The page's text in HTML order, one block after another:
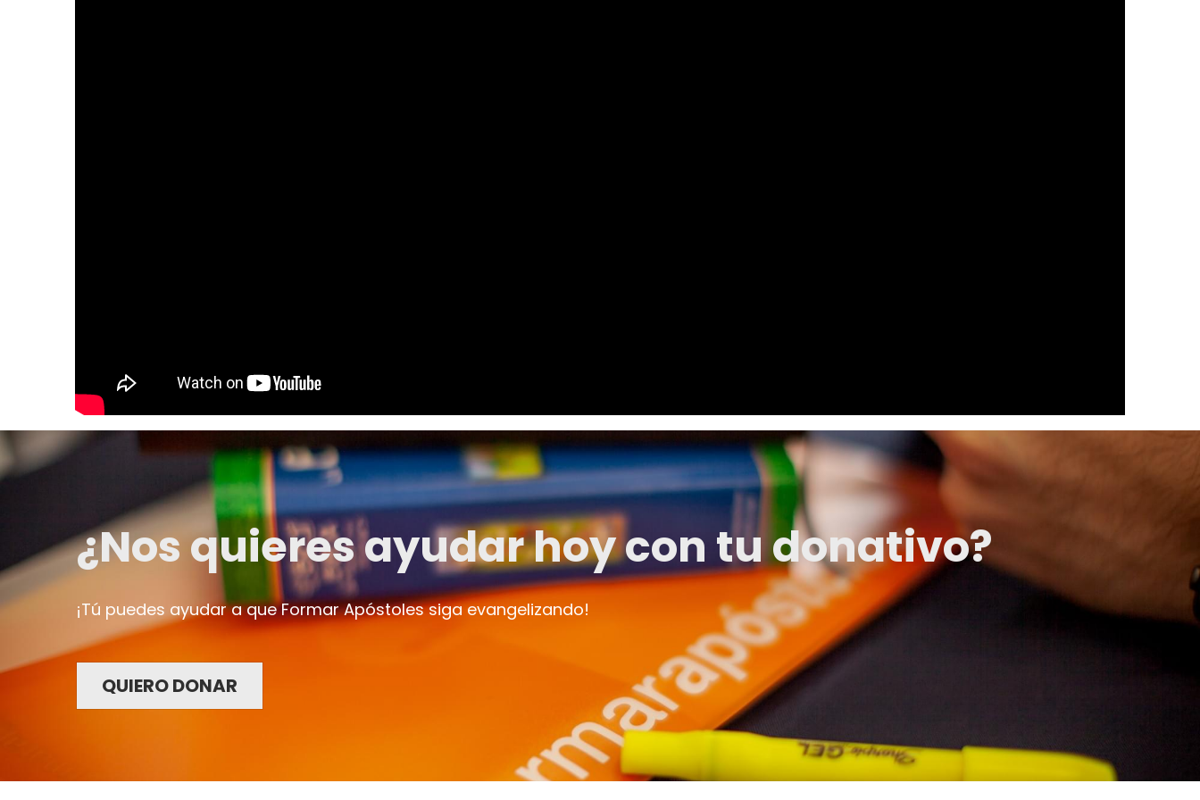
¿Nos quieres ayudar hoy con tu donativo?
¡Tú puedes ayudar a que Formar Apóstoles siga evangelizando!
QUIERO DONAR